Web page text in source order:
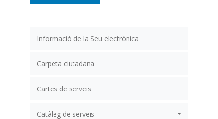
Informació de la Seu electrònica
Carpeta ciutadana
Cartes de serveis
Catàleg de serveis